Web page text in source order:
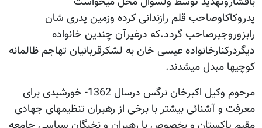
پدروکاکاوصاحب قلم رازندانی کرده وزمین پدری شان
رابزوروجبرصاحب گردد.که درغیرآن چندین خانواده
دیگردرکنارخانواده عیسی خان به لشکرقربانیان تهاجم ظالمانه
کوچیها مبدل میشدند.
مرحوم وکیل اکبرخان نرگس درسال 1362- خورشیدی برای
معرفت و آشنائی بیشتر با برخی از رهبران تنظیمهای جهادی